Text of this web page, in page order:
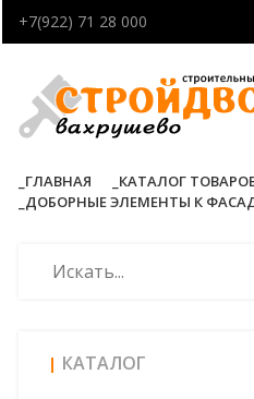
+7(922) 71 28 000
ГЛАВНАЯ КАТАЛОГ
ДОБОРНЫЕ ЭЛЕМЕНТЫ К
КАТАЛОГ